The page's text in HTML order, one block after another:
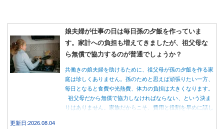
娘夫婦が仕事の日は毎日孫の夕飯を作っていま
す。家計への負担も増えてきましたが、祖父母な
ら無償で協力するのが普通でしょうか？
共働きの娘夫婦を助けるために、祖父母が孫の夕飯を作る家
庭は珍しくありません。孫のためと思えば頑張りたい一方、
毎日となると食費や光熱費、体力の負担は大きくなります。
祖父母だから無償で協力しなければならない、という決ま
りはありません。家族だからこそ、費用と役割を早めに話し
更新日:2026.08.04